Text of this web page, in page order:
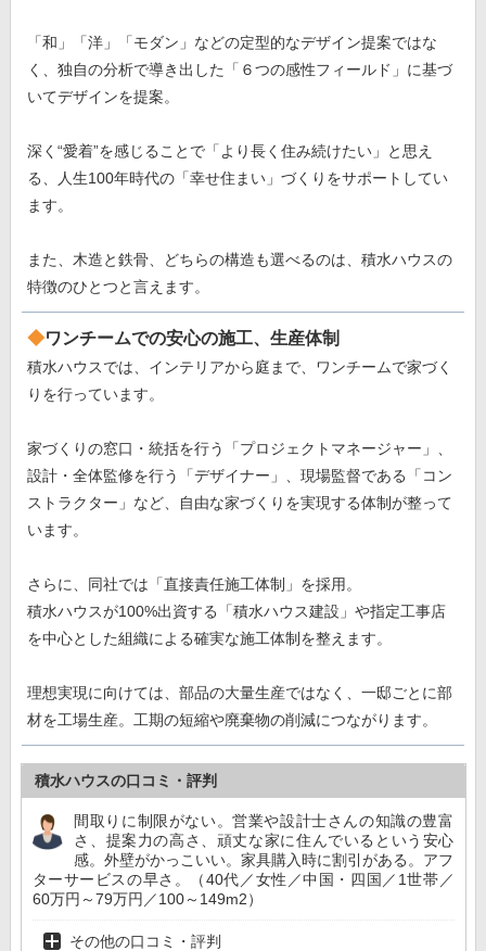
「和」「洋」「モダン」などの定型的なデザイン提案ではな
く、独自の分析で導き出した「６つの感性フィールド」に基づ
いてデザインを提案。
深く“愛着”を感じることで「より長く住み続けたい」と思え
る、人生100年時代の「幸せ住まい」づくりをサポートしてい
ます。
また、木造と鉄骨、どちらの構造も選べるのは、積水ハウスの
特徴のひとつと言えます。
ワンチームでの安心の施工、生産体制
積水ハウスでは、インテリアから庭まで、ワンチームで家づく
りを行っています。
家づくりの窓口・統括を行う「プロジェクトマネージャー」、
設計・全体監修を行う「デザイナー」、現場監督である「コン
ストラクター」など、自由な家づくりを実現する体制が整って
います。
さらに、同社では「直接責任施工体制」を採用。
積水ハウスが100%出資する「積水ハウス建設」や指定工事店
を中心とした組織による確実な施工体制を整えます。
理想実現に向けては、部品の大量生産ではなく、一邸ごとに部
材を工場生産。工期の短縮や廃棄物の削減につながります。
積水ハウスの口コミ・評判
間取りに制限がない。営業や設計士さんの知識の豊富
さ、提案力の高さ、頑丈な家に住んでいるという安心
感。外壁がかっこいい。家具購入時に割引がある。アフ
ターサービスの早さ。（40代／女性／中国・四国／1世帯／
60万円～79万円／100～149m2）
その他の口コミ・評判